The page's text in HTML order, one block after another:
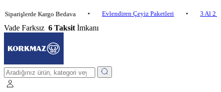
Kargo Bedava • Evlendiren Çeyiz Paketleri • 3 Al 2 Öde
Vade Farksız 6 Taksit İmkanı